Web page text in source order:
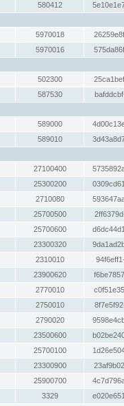
580412
5970018
5970016
502300
587530
589000
589010
27100400
25300200
2710080
25700500
25700600
23300320
2310010
23900620
2770010
2750010
2790020
23500600
25700100
23300900
25900700
3329